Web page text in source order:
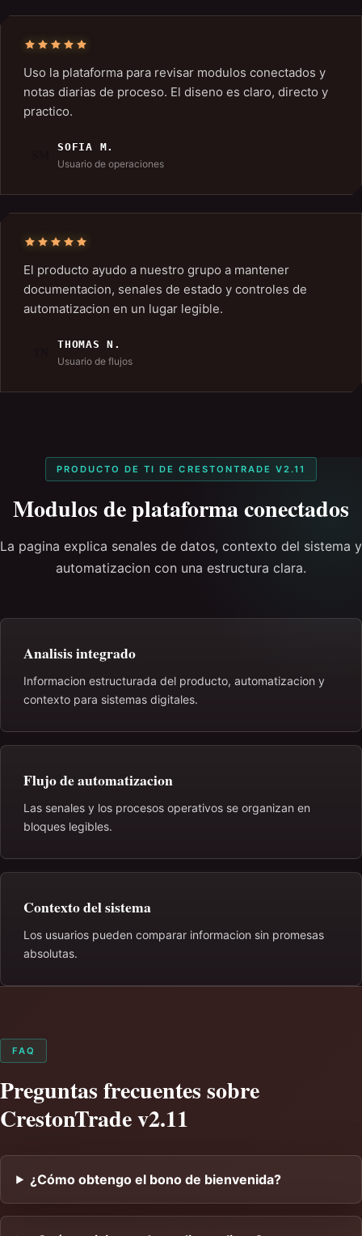
Uso la plataforma para revisar modulos conectados y
notas diarias de proceso. El diseno es claro, directo y
practico.
SOFIA M.
Usuario de operaciones
El producto ayudo a nuestro grupo a mantener
documentacion, senales de estado y controles de
automatizacion en un lugar legible.
THOMAS N.
Usuario de flujos
PRODUCTO DE TI DE CRESTONTRADE V2.11
Modulos de plataforma conectados
La pagina explica senales de datos, contexto del sistema y
automatizacion con una estructura clara.
Analisis integrado
Informacion estructurada del producto, automatizacion y
contexto para sistemas digitales.
Flujo de automatizacion
Las senales y los procesos operativos se organizan en
bloques legibles.
Contexto del sistema
Los usuarios pueden comparar informacion sin promesas
absolutas.
FAQ
Preguntas frecuentes sobre
CrestonTrade v2.11
¿Cómo obtengo el bono de bienvenida?